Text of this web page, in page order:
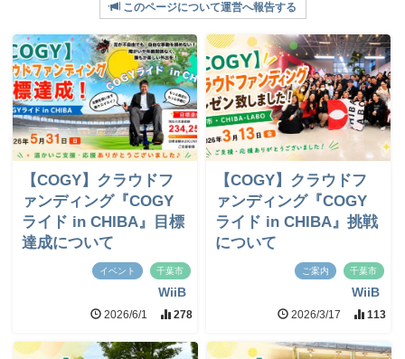
このページについて運営へ報告する
【COGY】クラウドフ
ァンディング『COGY
ライド in CHIBA』目標
達成について
イベント 千葉市
WiiB
2026/6/1 278
【COGY】クラウドフ
ァンディング『COGY
ライド in CHIBA』挑戦
について
ご案内 千葉市
WiiB
2026/3/17 113